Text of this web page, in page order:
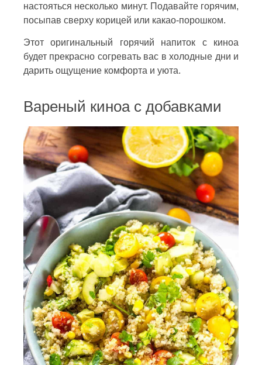
настояться несколько минут. Подавайте горячим,
посыпав сверху корицей или какао-порошком.
Этот оригинальный горячий напиток с киноа
будет прекрасно согревать вас в холодные дни и
дарить ощущение комфорта и уюта.
Вареный киноа с добавками